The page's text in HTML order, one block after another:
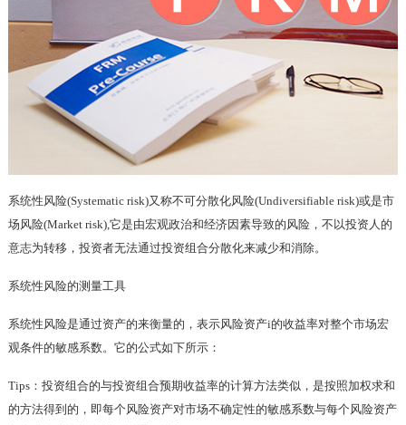
系统性风险(Systematic risk)又称不可分散化风险(Undiversifiable risk)或是市
场风险(Market risk),它是由宏观政治和经济因素导致的风险，不以投资人的
意志为转移，投资者无法通过投资组合分散化来减少和消除。
系统性风险的测量工具
系统性风险是通过资产的来衡量的，表示风险资产i的收益率对整个市场宏
观条件的敏感系数。它的公式如下所示：
Tips：投资组合的与投资组合预期收益率的计算方法类似，是按照加权求和
的方法得到的，即每个风险资产对市场不确定性的敏感系数与每个风险资产